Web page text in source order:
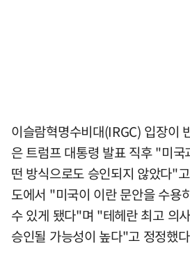
이슬람혁명수비대(IRGC) 입장이
은 트럼프 대통령 발표 직후 "미
떤 방식으로도 승인되지 않았다"
도에서 "미국이 이란 문안을 수용
수 있게 됐다"며 "테헤란 최고 의
승인될 가능성이 높다"고 정정했